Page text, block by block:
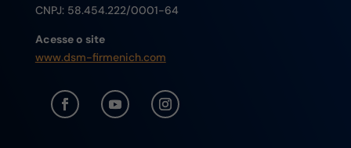
CNPJ: 58.454.222/0001-64
Acesse o site
www.dsm-firmenich.com